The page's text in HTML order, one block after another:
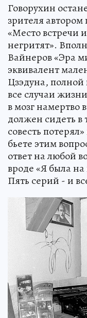
Говорухин
зрителя
«Место встречи
негритят».
Вайнеров «Эра
эквивалент
Цзэдуна,
все случаи
в мозг намертво
должен сидеть
совесть
бьете этим
ответ на любой
вроде «Я была
Пять серий - и